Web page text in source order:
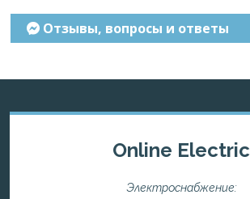
Отзывы, вопросы и ответы
Online Electric
Электроснабжение: